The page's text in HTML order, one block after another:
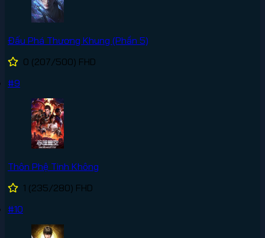
Đấu Phá Thương Khung (Phần 5)
0 (207/500) FHD
#9
Thôn Phệ Tinh Không
1 (235/280) FHD
#10